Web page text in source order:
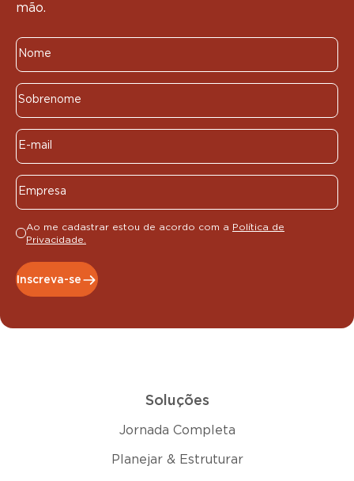
mão.
Ao me cadastrar estou de acordo com a Política de
Privacidade.
Inscreva-se
Soluções
Jornada Completa
Planejar & Estruturar